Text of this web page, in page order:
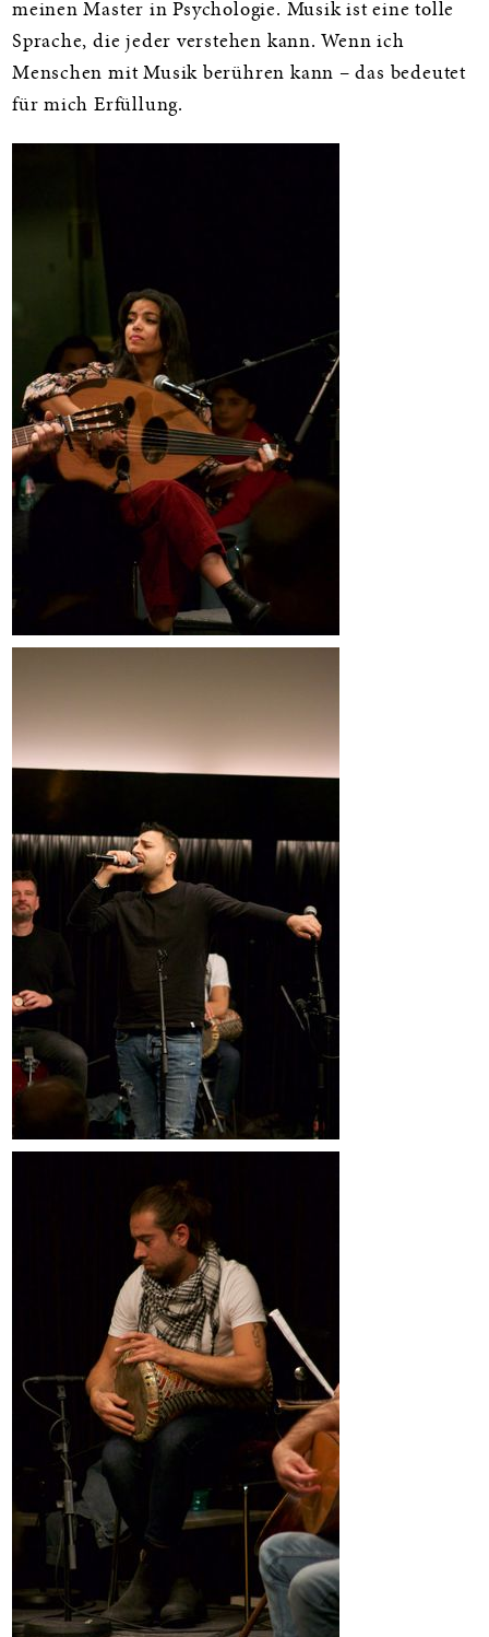
meinen Master in Psychologie. Musik ist eine tolle
Sprache, die jeder verstehen kann. Wenn ich
Menschen mit Musik berühren kann – das bedeutet
für mich Erfüllung.